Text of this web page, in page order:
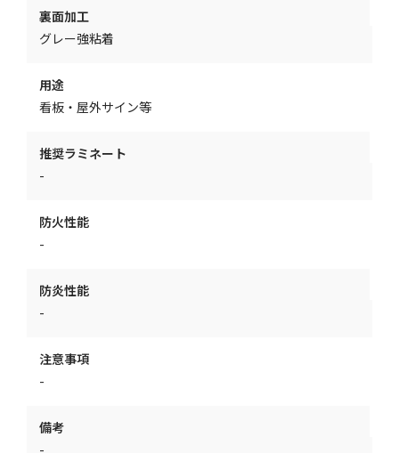
裏面加工
グレー強粘着
用途
看板・屋外サイン等
推奨ラミネート
-
防火性能
-
防炎性能
-
注意事項
-
備考